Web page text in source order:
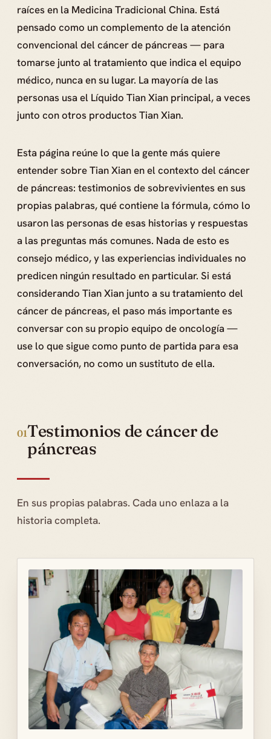
raíces en la Medicina Tradicional China. Está
pensado como un complemento de la atención
convencional del cáncer de páncreas — para
tomarse junto al tratamiento que indica el equipo
médico, nunca en su lugar. La mayoría de las
personas usa el Líquido Tian Xian principal, a veces
junto con otros productos Tian Xian.
Esta página reúne lo que la gente más quiere
entender sobre Tian Xian en el contexto del cáncer
de páncreas: testimonios de sobrevivientes en sus
propias palabras, qué contiene la fórmula, cómo lo
usaron las personas de esas historias y respuestas
a las preguntas más comunes. Nada de esto es
consejo médico, y las experiencias individuales no
predicen ningún resultado en particular. Si está
considerando Tian Xian junto a su tratamiento del
cáncer de páncreas, el paso más importante es
conversar con su propio equipo de oncología —
use lo que sigue como punto de partida para esa
conversación, no como un sustituto de ella.
01Testimonios de cáncer de
páncreas
En sus propias palabras. Cada uno enlaza a la
historia completa.